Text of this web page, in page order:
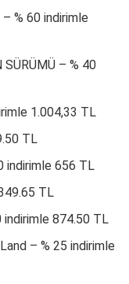
% 60 indirimle
– % 40
1.004,33 TL
TL
indirimle 656 TL
TL
indirimle 874.50 TL
– % 25 indirimle